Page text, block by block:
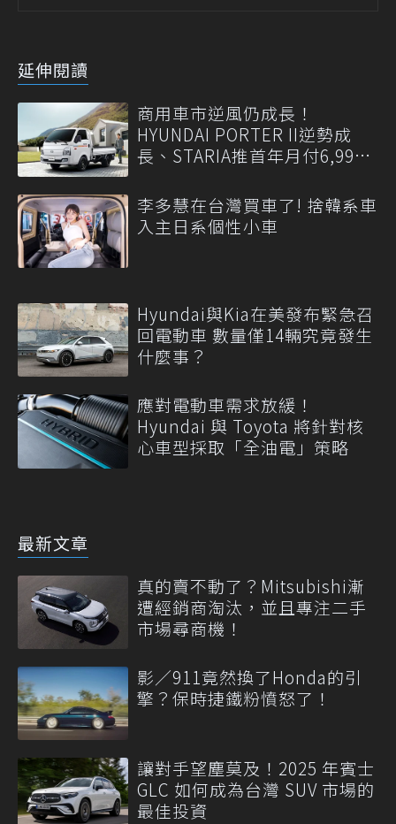
延伸閱讀
商用車市逆風仍成長！
HYUNDAI PORTER II逆勢成
長、STARIA推首年月付6,999
李多慧在台灣買車了! 捨韓系車
入主日系個性小車
Hyundai與Kia在美發布緊急召
回電動車 數量僅14輛究竟發生
什麼事？
應對電動車需求放緩！
Hyundai 與 Toyota 將針對核
心車型採取「全油電」策略
最新文章
真的賣不動了？Mitsubishi漸
遭經銷商淘汰，並且專注二手
市場尋商機！
影／911竟然換了Honda的引
擎？保時捷鐵粉憤怒了！
讓對手望塵莫及！2025 年賓士
GLC 如何成為台灣 SUV 市場的
最佳投資